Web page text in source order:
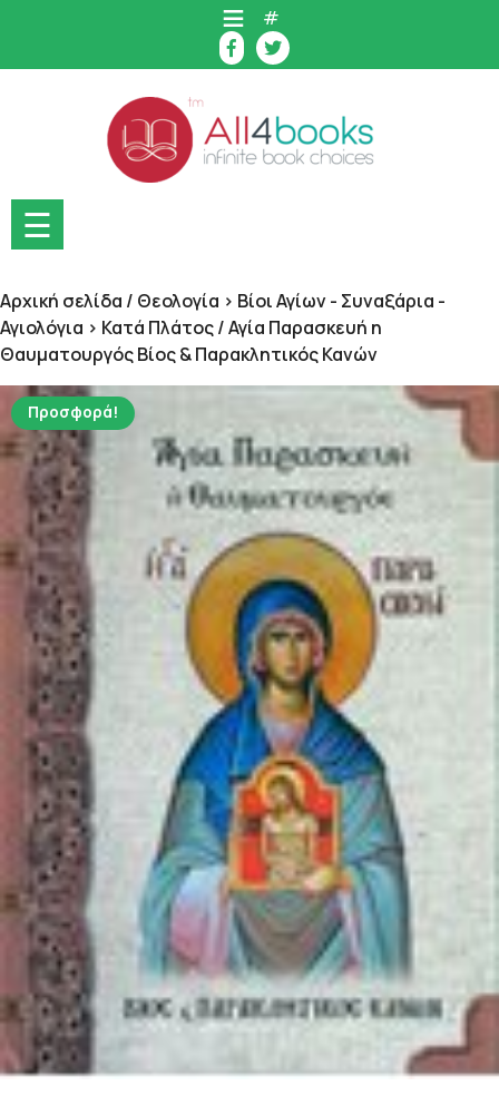
content
#
☰
Αρχική σελίδα / Θεολογία > Βίοι Αγίων - Συναξάρια -
Αγιολόγια > Κατά Πλάτος/ Αγία Παρασκευή η
Θαυματουργός Βίος & Παρακλητικός Κανών
Προσφορά!